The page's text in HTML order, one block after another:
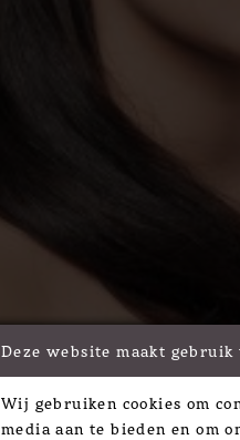
Click to zoom
Click to zoom
Deze website maakt gebruik
Wij gebruiken cookies om
media aan te bieden en om